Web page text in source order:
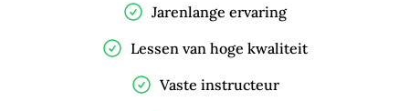
Jarenlange ervaring
Lessen van hoge kwaliteit
Vaste instructeur